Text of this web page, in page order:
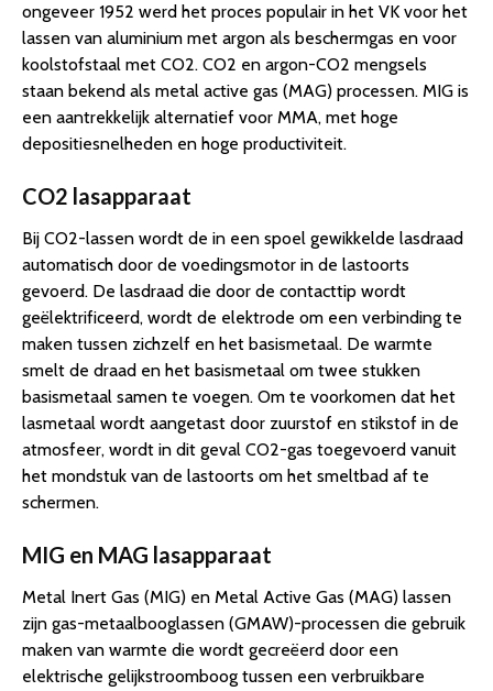
ongeveer 1952 werd het proces populair in het VK voor het
lassen van aluminium met argon als beschermgas en voor
koolstofstaal met CO2. CO2 en argon-CO2 mengsels
staan bekend als metal active gas (MAG) processen. MIG is
een aantrekkelijk alternatief voor MMA, met hoge
depositiesnelheden en hoge productiviteit.
CO2 lasapparaat
Bij CO2-lassen wordt de in een spoel gewikkelde lasdraad
automatisch door de voedingsmotor in de lastoorts
gevoerd. De lasdraad die door de contacttip wordt
geëlektrificeerd, wordt de elektrode om een verbinding te
maken tussen zichzelf en het basismetaal. De warmte
smelt de draad en het basismetaal om twee stukken
basismetaal samen te voegen. Om te voorkomen dat het
lasmetaal wordt aangetast door zuurstof en stikstof in de
atmosfeer, wordt in dit geval CO2-gas toegevoerd vanuit
het mondstuk van de lastoorts om het smeltbad af te
schermen.
MIG en MAG lasapparaat
Metal Inert Gas (MIG) en Metal Active Gas (MAG) lassen
zijn gas-metaalbooglassen (GMAW)-processen die gebruik
maken van warmte die wordt gecreëerd door een
elektrische gelijkstroomboog tussen een verbruikbare